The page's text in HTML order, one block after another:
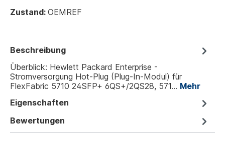
Zustand: OEMREF
Beschreibung
Überblick: Hewlett Packard Enterprise -
Stromversorgung Hot-Plug (Plug-In-Modul) für
FlexFabric 5710 24SFP+ 6QS+/2QS28, 571… Mehr
Eigenschaften
Bewertungen